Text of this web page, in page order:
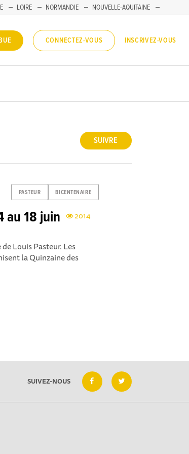
LOIRE NORMANDIE
NOUVELLE-AQUITAINE
CONNECTEZ-VOUS INSCRIVEZ-VOUS
SUIVRE
PASTEUR BICENTENAIRE
2014
au 18 juin
Louis Pasteur. Les
la Quinzaine des
SUIVEZ-NOUS